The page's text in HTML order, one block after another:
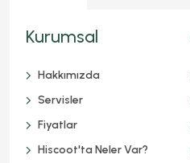
Kurumsal
Hakkımızda
Servisler
Fiyatlar
Hiscoot'ta Neler Var?